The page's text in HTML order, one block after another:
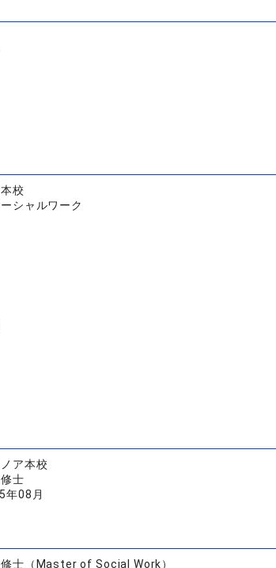
校
シャルワーク
ア本校
士
年08月
士（Master of Social Work）